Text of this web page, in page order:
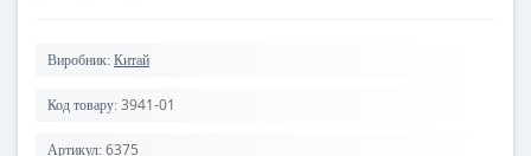
Виробник: Китай
Код товару: 3941-01
Артикул: 6375